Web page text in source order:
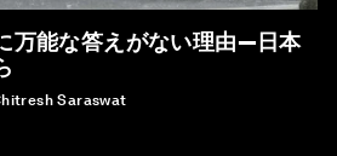
万能な答えがない理由―日本
Saraswat